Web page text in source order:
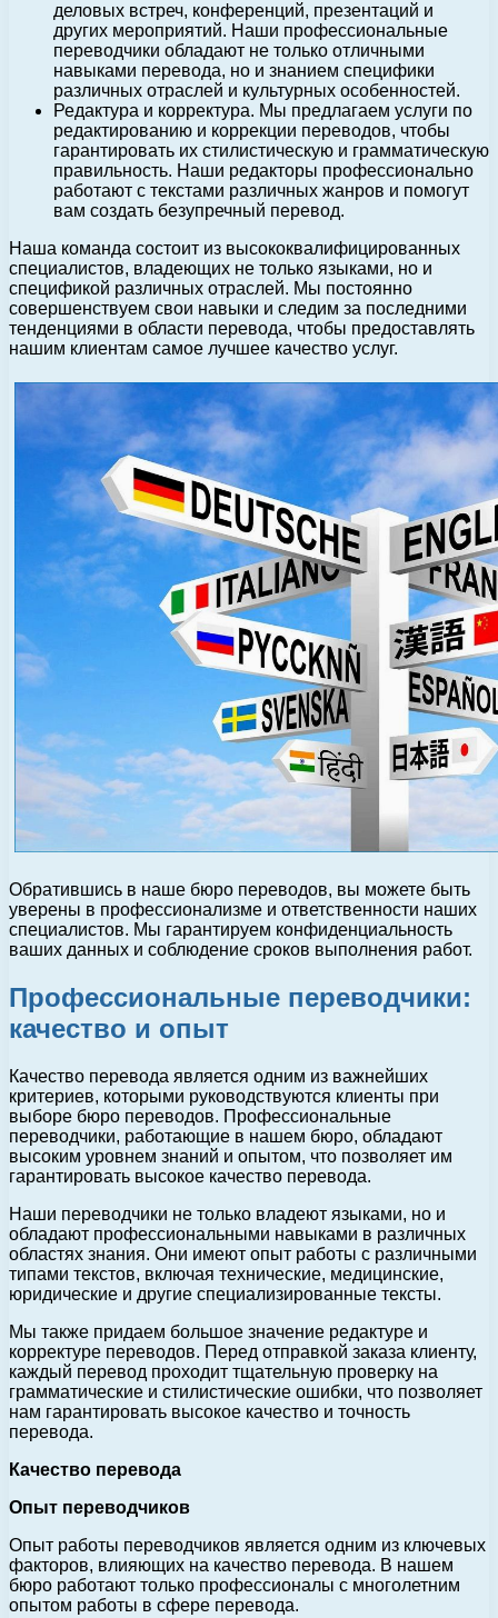
деловых встреч, конференций, презентаций и
других мероприятий. Наши профессиональные
переводчики обладают не только отличными
навыками перевода, но и знанием специфики
различных отраслей и культурных особенностей.
Редактура и корректура. Мы предлагаем услуги по
редактированию и коррекции переводов, чтобы
гарантировать их стилистическую и грамматическую
правильность. Наши редакторы профессионально
работают с текстами различных жанров и помогут
вам создать безупречный перевод.
Наша команда состоит из высококвалифицированных
специалистов, владеющих не только языками, но и
спецификой различных отраслей. Мы постоянно
совершенствуем свои навыки и следим за последними
тенденциями в области перевода, чтобы предоставлять
нашим клиентам самое лучшее качество услуг.
Обратившись в наше бюро переводов, вы можете быть
уверены в профессионализме и ответственности наших
специалистов. Мы гарантируем конфиденциальность
ваших данных и соблюдение сроков выполнения работ.
Профессиональные переводчики:
качество и опыт
Качество перевода является одним из важнейших
критериев, которыми руководствуются клиенты при
выборе бюро переводов. Профессиональные
переводчики, работающие в нашем бюро, обладают
высоким уровнем знаний и опытом, что позволяет им
гарантировать высокое качество перевода.
Наши переводчики не только владеют языками, но и
обладают профессиональными навыками в различных
областях знания. Они имеют опыт работы с различными
типами текстов, включая технические, медицинские,
юридические и другие специализированные тексты.
Мы также придаем большое значение редактуре и
корректуре переводов. Перед отправкой заказа клиенту,
каждый перевод проходит тщательную проверку на
грамматические и стилистические ошибки, что позволяет
нам гарантировать высокое качество и точность
перевода.
Качество перевода
Опыт переводчиков
Опыт работы переводчиков является одним из ключевых
факторов, влияющих на качество перевода. В нашем
бюро работают только профессионалы с многолетним
опытом работы в сфере перевода.